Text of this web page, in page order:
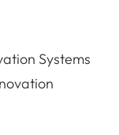
Systems